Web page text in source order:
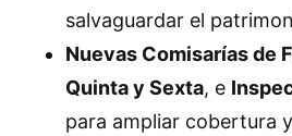
salvaguardar el
Nuevas Comisarías de
Quinta y Sexta, e
para ampliar cobertura